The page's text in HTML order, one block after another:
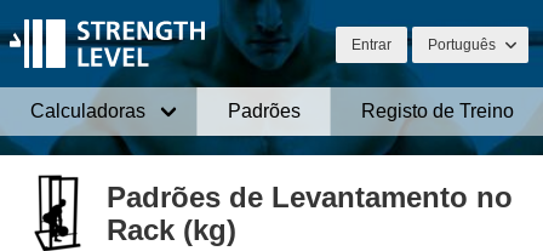
Entrar Português
Calculadoras Padrões Registo de Treino
Padrões de Levantamento no
Rack (kg)